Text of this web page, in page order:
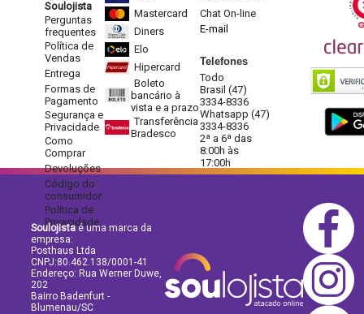
Soulojista
Perguntas
frequentes
Política de
Vendas
Entrega
Formas de
Pagamento
Segurança e
Privacidade
Como
Comprar
Devoluções
Código do
consumidor
Política de
Privacidade
Mastercard
Diners
Elo
Hipercard
Boleto
bancário à
vista e a prazo
Transferência
Bradesco
Chat On-line
E-mail
Telefones
Todo
Brasil (47)
3334-8336
Whatsapp (47)
3334-8336
2ª a 6ª das
8:00h às
17:00h
Soulojistaé uma marca da
empresa:
Posthaus Ltda
CNPJ:80.462.138/0001-41
Endereço: Rua Werner Duwe,
202
Bairro Badenfurt -
Blumenau/SC